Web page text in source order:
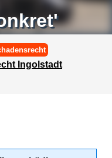
Ingolstadt